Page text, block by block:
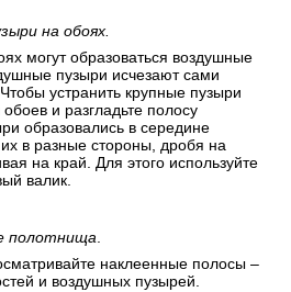
на обоях.
могут образоваться воздушные
пузыри исчезают сами
устранить крупные пузыри
обоев и разгладьте полосу
образовались в середине
в разные стороны, дробя на
на край. Для этого используйте
валик.
полотнища.
наклеенные полосы –
и воздушных пузырей.